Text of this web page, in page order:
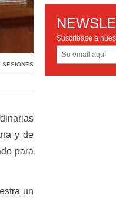
SESIONES
y de
para
un
Suscríbase a